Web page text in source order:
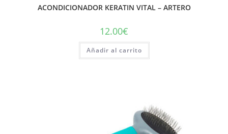
ACONDICIONADOR KERATIN VITAL – ARTERO
12.00€
Añadir al carrito